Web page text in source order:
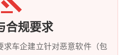
合规要求
求车企建立针对恶意软件（包